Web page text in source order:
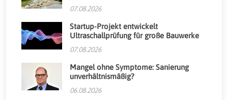
07.08.2026
Startup-Projekt entwickelt
Ultraschallprüfung für große Bauwerke
07.08.2026
Mangel ohne Symptome: Sanierung
unverhältnismäßig?
06.08.2026